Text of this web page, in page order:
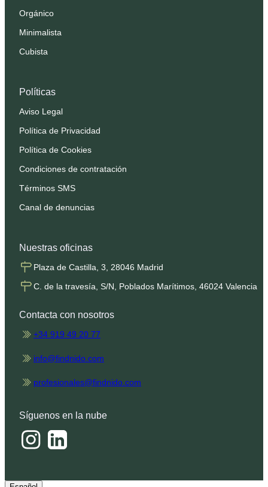
Orgánico
Minimalista
Cubista
Políticas
Aviso Legal
Política de Privacidad
Política de Cookies
Condiciones de contratación
Términos SMS
Canal de denuncias
Nuestras oficinas
Plaza de Castilla, 3, 28046 Madrid
C. de la travesía, S/N, Poblados Marítimos, 46024 Valencia
Contacta con nosotros
+34 919 49 20 77
info@findnido.com
profesionales@findnido.com
Síguenos en la nube